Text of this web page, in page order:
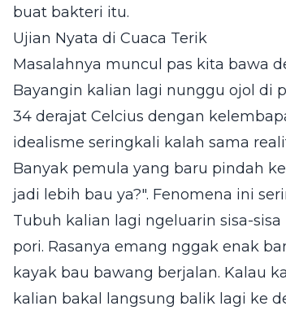
buat bakteri itu.
Ujian Nyata di Cuaca Terik
Masalahnya muncul pas kita bawa
Bayangin kalian lagi nunggu ojol di
34 derajat Celcius dengan
idealisme seringkali kalah sama
Banyak pemula yang baru pindah
jadi lebih bau ya?". Fenomena ini
Tubuh kalian lagi ngeluarin sisa-
pori. Rasanya emang nggak enak
kayak bau bawang berjalan. Kalau
kalian bakal langsung balik lagi ke